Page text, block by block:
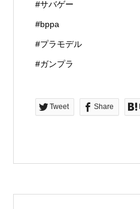
#サバゲー
#bppa
#プラモデル
#ガンプラ
Tweet Share